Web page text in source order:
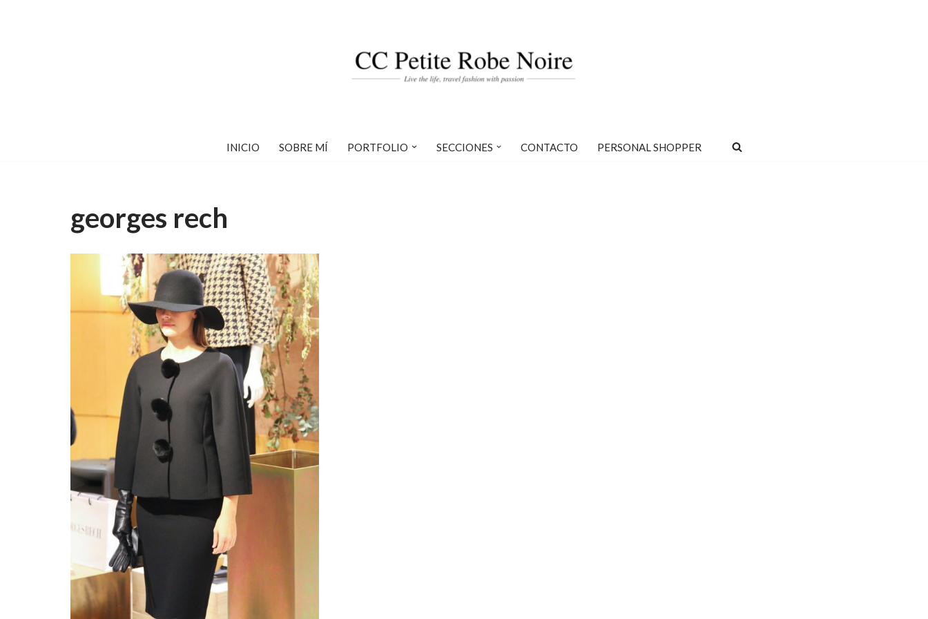
INICIO SOBRE MÍ PORTFOLIO SECCIONES CONTACTO PERSONAL SHOPPER
georges rech